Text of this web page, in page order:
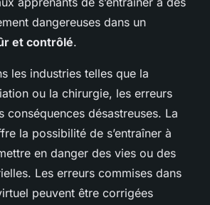
dangereuses dans un
et contrôlé.
les industries telles que la
ou la chirurgie, les erreurs
conséquences désastreuses. La
la possibilité de s’entraîner à
en danger des vies ou des
Les erreurs commises dans
peuvent être corrigées